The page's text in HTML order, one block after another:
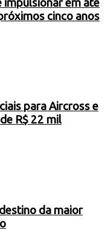
impulsionar em até
cinco anos
para Aircross e
R$ 22 mil
da maior